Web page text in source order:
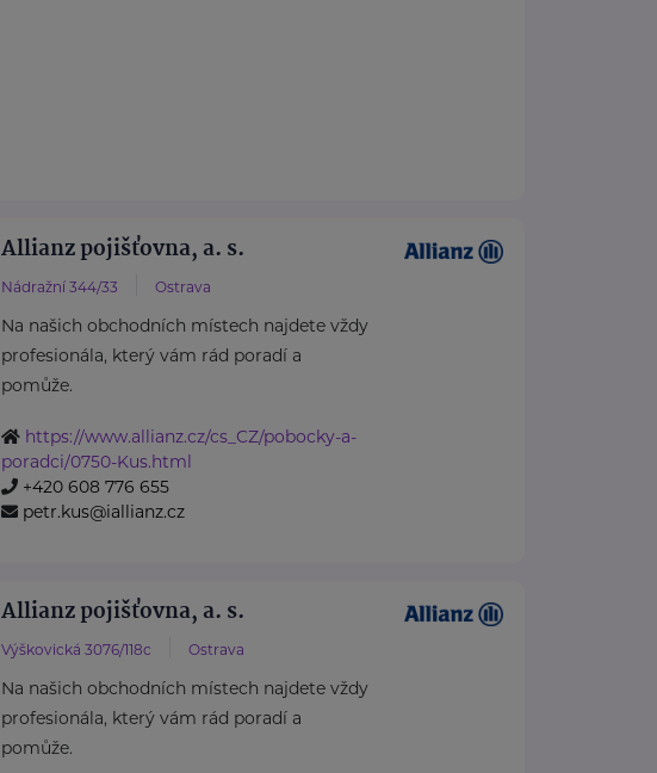
Allianz pojišťovna, a. s.
Nádražní 344/33 Ostrava
Na našich obchodních místech najdete vždy
profesionála, který vám rád poradí a
pomůže.
https://www.allianz.cz/cs_CZ/pobocky-a-
poradci/0750-Kus.html
+420 608 776 655
petr.kus@iallianz.cz
Allianz pojišťovna, a. s.
Výškovická 3076/118c Ostrava
Na našich obchodních místech najdete vždy
profesionála, který vám rád poradí a
pomůže.